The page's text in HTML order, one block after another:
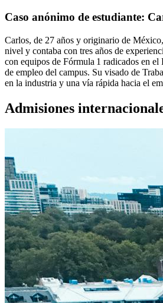
Caso anónimo de estudiante:
Carlos, de 27 años y originario de
nivel y contaba con tres años de
con equipos de Fórmula 1 radicados en
de empleo del campus. Su visado de
en la industria y una vía rápida hacia el
Admisiones